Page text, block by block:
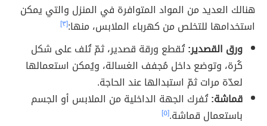
هنالك العديد من المواد المتوافرة في المنزل والتي يمكن
استخدامها للتخلص من كهرباء الملابس، منها:[٣]
ورق القصدير:تُقطع ورقة قصدير، ثمّ تُلف على شكل
كُرة، وتوضع داخل مُجفف الغسالة، ويُمكن استعمالها
لعدّة مرات ثمّ استبدالها عند الحاجة.
قماشة:تُفرك الجهة الداخلية من الملابس أو الجسم
باستعمال قماشة.[٥]